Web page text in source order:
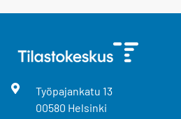
Työpajankatu 13
00580 Helsinki